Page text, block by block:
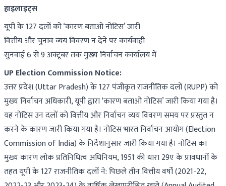
हाइलाइट्स
यूपी के 127 दलों को ‘कारण बताओ नोटिस’ जारी
वित्तीय और चुनाव व्यय विवरण न देने पर कार्यवाही
सुनवाई 6 से 9 अक्टूबर तक मुख्य निर्वाचन कार्यालय में
UP Election Commission Notice:
उत्तर प्रदेश (Uttar Pradesh) के 127 पंजीकृत राजनीतिक दलों (RUPP) को
मुख्य निर्वाचन अधिकारी, यूपी द्वारा ‘कारण बताओ नोटिस’ जारी किया गया है।
यह नोटिस उन दलों को वित्तीय और निर्वाचन व्यय विवरण समय पर प्रस्तुत न
करने के कारण जारी किया गया है। नोटिस भारत निर्वाचन आयोग (Election
Commission of India) के निर्देशानुसार जारी किया गया है। नोटिस का
मुख्य कारण लोक प्रतिनिधित्व अधिनियम, 1951 की धारा 29ए के प्रावधानों के
तहत यूपी के 127 राजनीतिक दलों ने: पिछले तीन वित्तीय वर्षों (2021-22,